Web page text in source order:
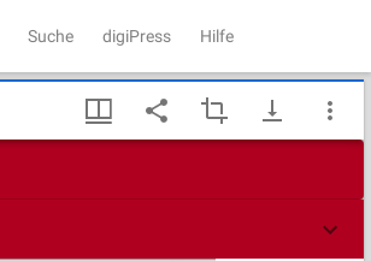
Suche digiPress Hilfe